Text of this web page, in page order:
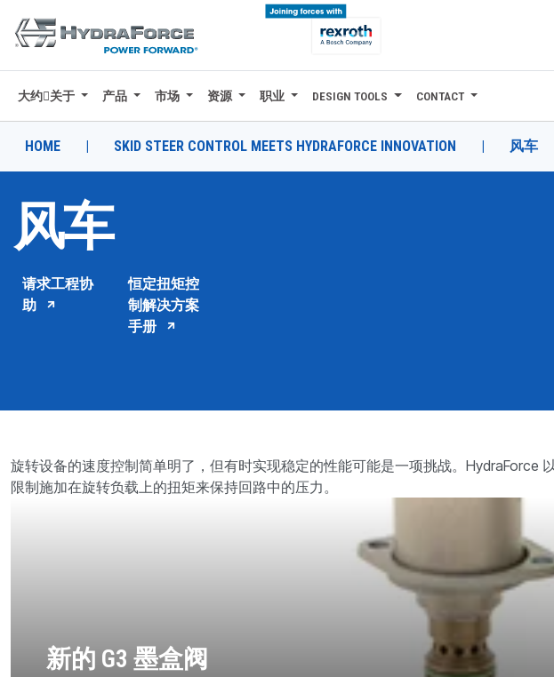
大约关于
产品
资源
DESIGN TOOLS
大约关于 产品 市场 资源 职业 DESIGN TOOLS CONTACT
HOME | SKID STEER CONTROL MEETS HYDRAFORCE INNOVATION | 风车
风车
请求工程协
助
恒定扭矩控
制解决方案
手册
旋转设备的速度控制简单明了，但有时实现稳定的性能可能是一项挑战。
限制施加在旋转负载上的扭矩来保持回路中的压力。
新的 G3 墨盒阀